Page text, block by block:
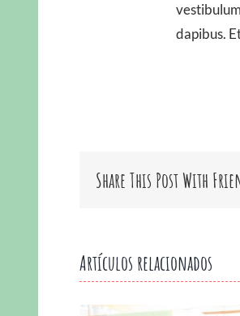
dapibus.
Share This Post With
Artículos relacionados